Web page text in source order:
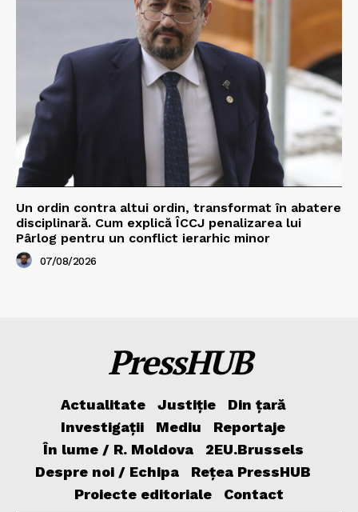
Un ordin contra altui ordin, transformat în abatere
disciplinară. Cum explică ÎCCJ penalizarea lui
Pârlog pentru un conflict ierarhic minor
07/08/2026
PressHUB
Actualitate Justiție
Din țară
Investigații
Mediu
Reportaje
În lume / R. Moldova
2EU.Brussels
Despre noi / Echipa
Rețea PressHUB
Proiecte editoriale
Contact